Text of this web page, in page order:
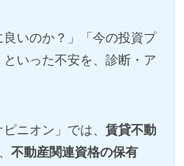
良いのか？」「今の投資プ
いった不安を、診断・ア
ニオン」では、 賃貸不動
不動産関連資格の保有